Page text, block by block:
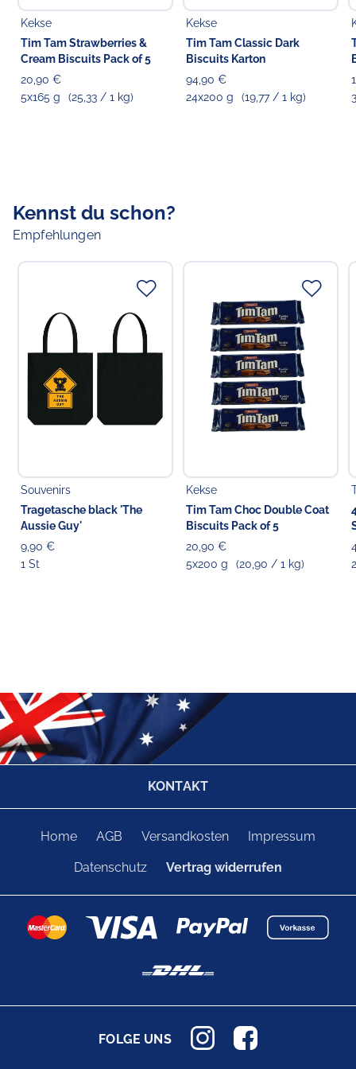
Pflanzenöl (enthältSoja), Zuckerrübensirup,
Kakaopulver, Farbstoffe (Karamell III, Karamell I), Murray
River Salt (0.2 %), Salz, Backtriebmittel, Emulgator
(Sojalecithin), natürliches Aroma
Enthält glutenhaltiges Getreide, Milch, Soja.
Kann Spuren von Eiern, Erdnüssen, Sesam und
Schalenfrüchten enthalten.
Kekse
Tim Tam Strawberries &
Cream Biscuits Pack of 5
20,90 €
5x165 g
(25,33 / 1 kg)
Kekse
Tim Tam Classic Dark
Biscuits Karton
94,90 €
24x200 g
(19,77 / 1 kg)
Kennst du schon?
Empfehlungen
Souvenirs
Tragetasche black 'The
Aussie Guy'
9,90 €
1 St
Kekse
Tim Tam Choc Double Coat
Biscuits Pack of 5
20,90 €
5x200 g
(20,90 / 1 kg)
KONTAKT
Home AGB Versandkosten Impressum
Datenschutz Vertrag widerrufen
FOLGE UNS